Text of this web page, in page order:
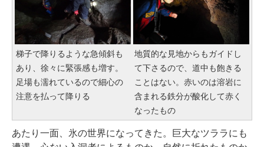
梯子で降りるような急傾斜も
あり、徐々に緊張感も増す。
足場も濡れているので細心の
注意を払って降りる
地質的な見地からもガイドし
て下さるので、道中も飽きる
ことはない。赤いのは溶岩に
含まれる鉄分が酸化して赤く
なったもの
あたり一面、氷の世界になってきた。巨大なツララにも